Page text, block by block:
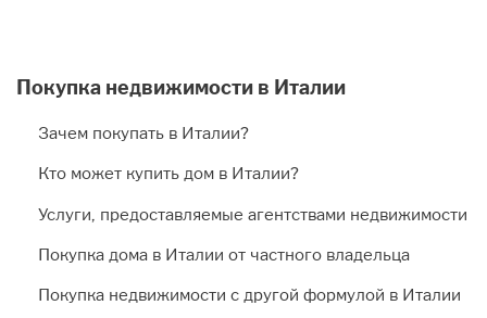
Покупка недвижимости в Италии
Зачем покупать в Италии?
Кто может купить дом в Италии?
Услуги, предоставляемые агентствами недвижимости
Покупка дома в Италии от частного владельца
Покупка недвижимости с другой формулой в Италии